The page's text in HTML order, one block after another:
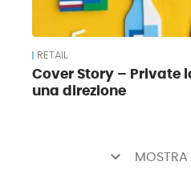
RETAIL
Cover Story – Private
una direzione
keyboard_arrow_down MOSTRA